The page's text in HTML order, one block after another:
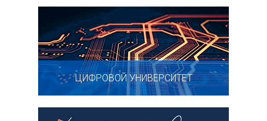
ЦИФРОВОЙ УНИВЕРСИТЕТ